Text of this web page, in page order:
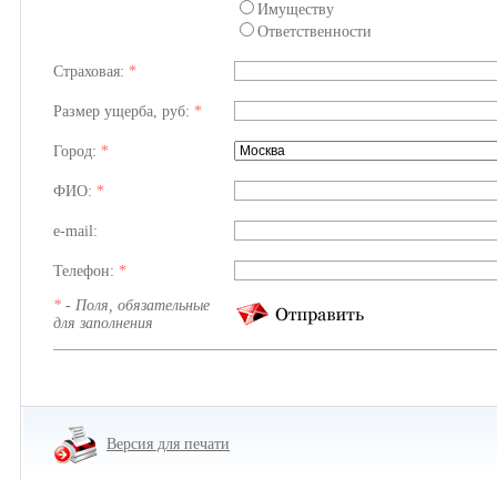
Имуществу
Ответственности
Страховая: *
Размер ущерба, руб: *
Город: *
ФИО: *
e-mail:
Телефон: *
* - Поля, обязательные
для заполнения
Версия для печати